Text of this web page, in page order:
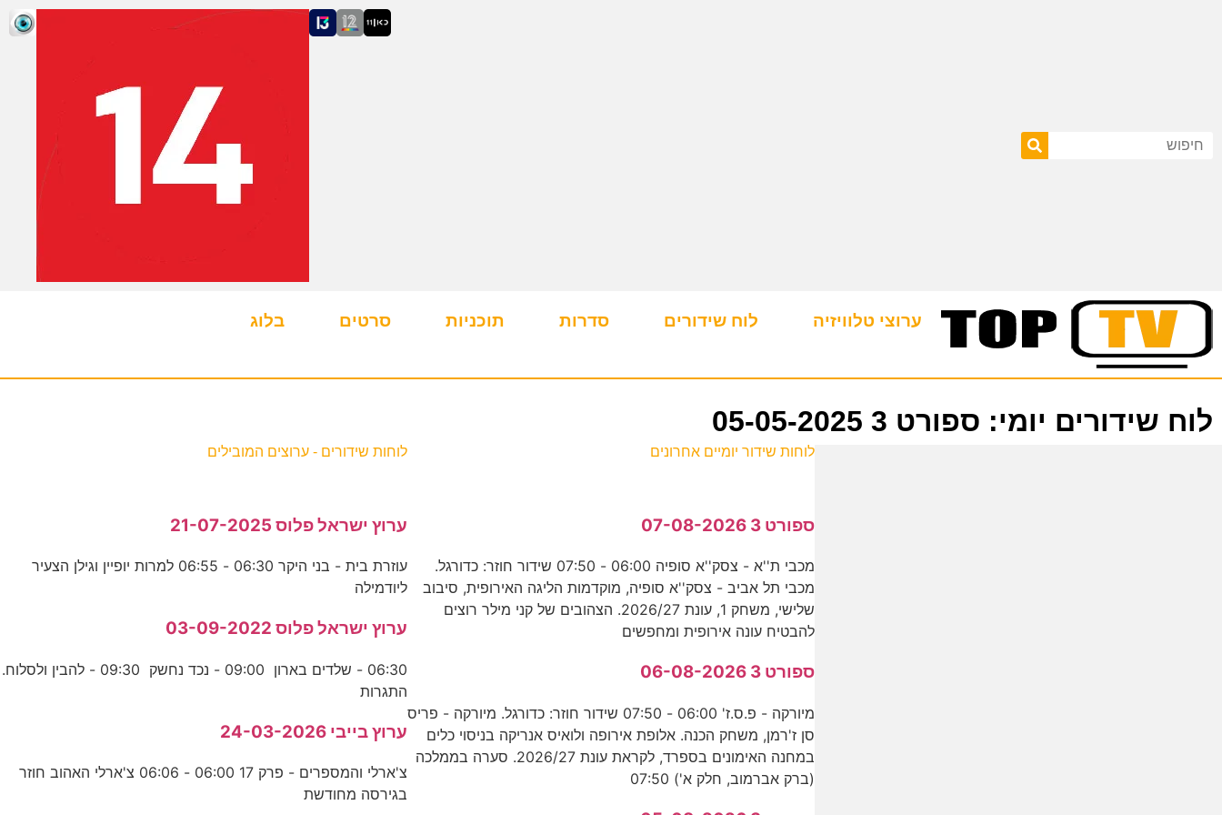
ערוצי טלוויזיה לוח שידורים סדרות תוכניות סרטים בלוג
לוח שידורים יומי: ספורט 3 05-05-2025
לוחות שידור יומיים אחרונים
ספורט 3 07-08-2026
מכבי ת''א - צסק''א סופיה 06:00 - 07:50 שידור חוזר: כדורגל.
מכבי תל אביב - צסק''א סופיה, מוקדמות הליגה האירופית, סיבוב
שלישי, משחק 1, עונת 2026/27. הצהובים של קני מילר רוצים
להבטיח עונה אירופית ומחפשים
ספורט 3 06-08-2026
מיורקה - פ.ס.ז' 06:00 - 07:50 שידור חוזר: כדורגל. מיורקה - פריס
סן ז'רמן, משחק הכנה. אלופת אירופה ולואיס אנריקה בניסוי כלים
במחנה האימונים בספרד, לקראת עונת 2026/27. סערה בממלכה
(ברק אברמוב, חלק א') 07:50
לוחות שידורים - ערוצים המובילים
ערוץ ישראל פלוס 21-07-2025
עוזרת בית - בני היקר 06:30 - 06:55 למרות יופיין וגילן הצעיר
ליודמילה
ערוץ ישראל פלוס 03-09-2022
06:30 - שלדים בארון 09:00 - נכד נחשק 09:30 - להבין ולסלוח.
התגרות
ערוץ בייבי 24-03-2026
צ'ארלי והמספרים - פרק 17 06:00 - 06:06 צ'ארלי האהוב חוזר
בגירסה מחודשת